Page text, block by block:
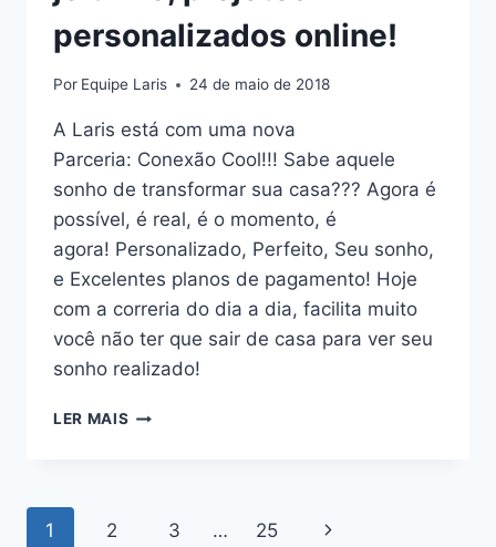
personalizados online!
Por Equipe Laris 24 de maio de 2018
A Laris está com uma nova
Parceria: Conexão Cool!!! Sabe aquele
sonho de transformar sua casa??? Agora é
possível, é real, é o momento, é
agora! Personalizado, Perfeito, Seu sonho,
e Excelentes planos de pagamento! Hoje
com a correria do dia a dia, facilita muito
você não ter que sair de casa para ver seu
sonho realizado!
LER MAIS SUA
PROJETOS
Navegação
1 2 3 … 25 Página